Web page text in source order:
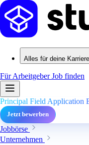
Alles für deine Karriere
Für ArbeitgeberJob finden
Principal Field Application
Jetzt bewerben
Jobbörse
Unternehmen